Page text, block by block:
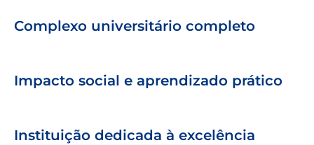
Complexo universitário completo
Impacto social e aprendizado prático
Instituição dedicada à excelência